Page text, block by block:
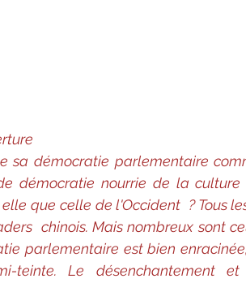
sa démocratie parlementaire
démocratie nourrie de la
que celle de l'Occident  ? Tous
chinois. Mais nombreux sont
parlementaire est bien
teinte. Le désenchantement